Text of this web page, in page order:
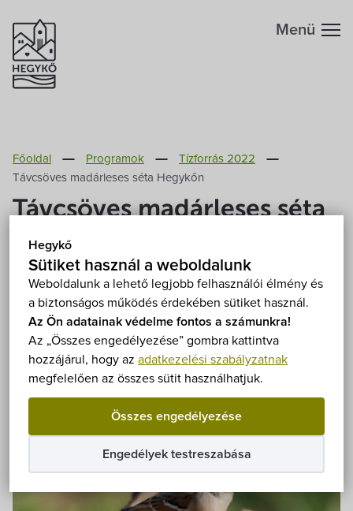
Hegykő
Sütiket használ a weboldalunk
Weboldalunk a lehető legjobb felhasználói élmény és
a biztonságos működés érdekében sütiket használ.
Az Ön adatainak védelme fontos a számunkra!
Az „Összes engedélyezése” gombra kattintva
hozzájárul, hogy az adatkezelési szabályzatnak
megfelelően az összes sütit használhatjuk.
Összes engedélyezése
Engedélyek testreszabása
Megközelítés
Fontos telefonszámok
Földrajzi adottság
Éghajlat
Hegykő történelme
Szabadidő
Éttermek
Programok
Önkormányzat
Hírek
Menü
Főoldal Programok
Tízforrás 2022
Távcsöves madárleses séta Hegykőn
Távcsöves madárleses séta
Hegykőn
2022. július 15. (péntek) 16:00
Hegykő, Mariska néni háza 9437 Hegykő, Nyárfa sor
Mutasd a térképen
Fizetős Szabadtéri Túra